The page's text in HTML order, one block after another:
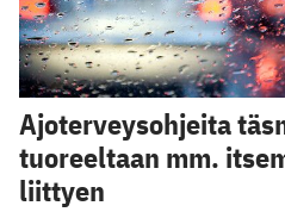
Ajoterveysohjeita
tuoreeltaan mm.
liittyen